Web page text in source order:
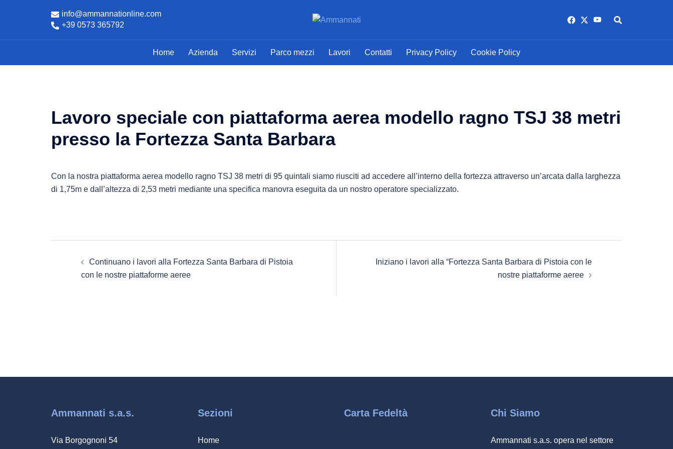
info@ammannationline.com
+39 0573 365792
https://www.facebook.com/
https://twitter.com/
https://Cerca
Home Azienda Servizi Parco mezzi Lavori Contatti Privacy Policy Cookie Policy
Lavoro speciale con piattaforma aerea modello ragno TSJ 38 metri
presso la Fortezza Santa Barbara
Con la nostra piattaforma aerea modello ragno TSJ 38 metri di 95 quintali siamo riusciti ad accedere all’interno della fortezza attraverso un’arcata dalla larghezza
di 1,75m e dall’altezza di 2,53 metri mediante una specifica manovra eseguita da un nostro operatore specializzato.
articolo
Continuano i lavori alla Fortezza Santa Barbara di Pistoia
con le nostre piattaforme aeree
Iniziano i lavori alla “Fortezza Santa Barbara di Pistoia con le
nostre piattaforme aeree
Ammannati s.a.s.
Via Borgognoni 54
Sezioni
Home
Carta Fedeltà Chi Siamo
Ammannati s.a.s. opera nel settore